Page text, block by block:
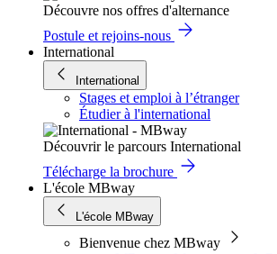
Découvre nos offres d'alternance
Postule et rejoins-nous
International
International
Stages et emploi à l’étranger
Étudier à l'international
Découvrir le parcours International
Télécharge la brochure
L'école MBway
L'école MBway
Bienvenue chez MBway